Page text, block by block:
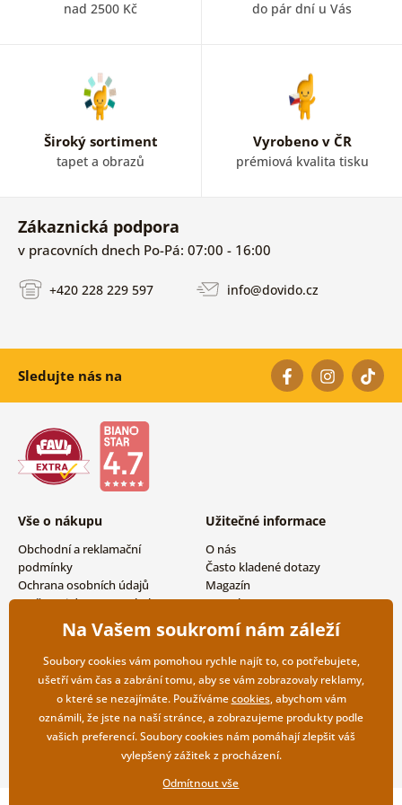
nad 2500 Kč do pár dní u Vás
Široký sortiment
tapet a obrazů
Vyrobeno v ČR
prémiová kvalita tisku
Zákaznická podpora
v pracovních dnech Po-Pá: 07:00 - 16:00
+420 228 229 597 info@dovido.cz
Sledujte nás na
Vše o nákupu
Obchodní a reklamační
podmínky
Ochrana osobních údajů
Možnosti dopravy a platby
Vrácení zboží
Užitečné informace
O nás
Často kladené dotazy
Magazín
Kontakty
Velkoobchodní spolupráce
Na Vašem soukromí nám záleží
Soubory cookies vám pomohou rychle najít to, co potřebujete,
ušetří vám čas a zabrání tomu, aby se vám zobrazovaly reklamy,
o které se nezajímáte. Používámecookies, abychom vám
oznámili, že jste na naší stránce, a zobrazujeme produkty podle
vašich preferencí. Soubory cookies nám pomáhají zlepšit váš
vylepšený zážitek z procházení.
Odmítnout vše